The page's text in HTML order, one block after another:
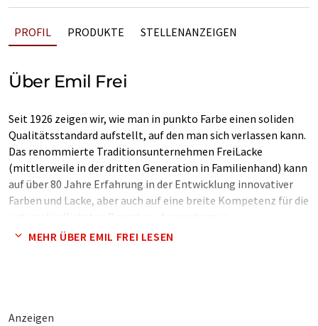
PROFIL PRODUKTE STELLENANZEIGEN
Über Emil Frei
Seit 1926 zeigen wir, wie man in punkto Farbe einen soliden
Qualitätsstandard aufstellt, auf den man sich verlassen kann.
Das renommierte Traditionsunternehmen FreiLacke
(mittlerweile in der dritten Generation in Familienhand) kann
auf über 80 Jahre Erfahrung in der Entwicklung innovativer
Farben und Lacke, aber auch auf eine breite Kompetenz für die
Herstellungsverfahren und Anforderungen blicken.
MEHR ÜBER EMIL FREI LESEN
Anzeigen